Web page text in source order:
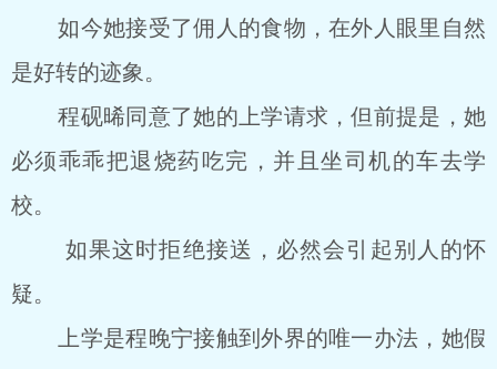
如今她接受了佣人的食物，在外人眼里自然
是好转的迹象。
程砚晞同意了她的上学请求，但前提是，她
必须乖乖把退烧药吃完，并且坐司机的车去学
校。
如果这时拒绝接送，必然会引起别人的怀
疑。
上学是程晚宁接触到外界的唯一办法，她假